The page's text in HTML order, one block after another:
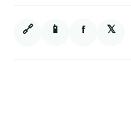
𝕏
f
📱
🔗